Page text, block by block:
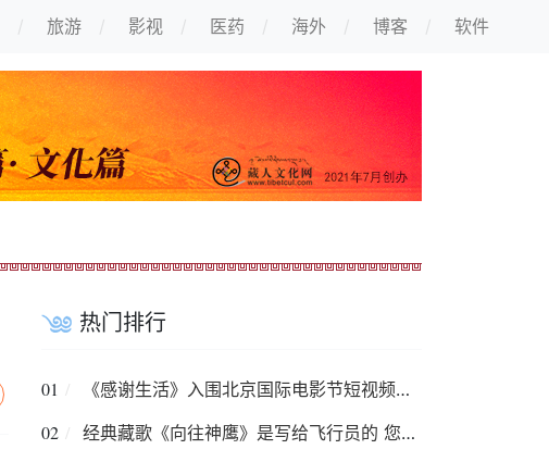
旅游 影视 医药 海外 博客 软件
热门排行
01 《感谢生活》入围北京国际电影节短视频单元
02 经典藏歌《向往神鹰》是写给飞行员的 您知道吗？